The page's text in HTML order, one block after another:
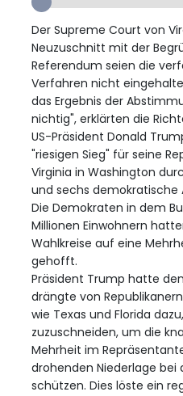
Der Supreme Court von
Neuzuschnitt mit der
Referendum seien die
Verfahren nicht
das Ergebnis der
nichtig", erklärten die
US-Präsident Donald
"riesigen Sieg" für seine
Virginia in Washington
und sechs
Die Demokraten in dem
Millionen Einwohnern
Wahlkreise auf eine
gehofft.
Präsident Trump hatte
drängte von
wie Texas und Florida
zuzuschneiden, um die
Mehrheit im
drohenden Niederlage bei
schützen. Dies löste ein